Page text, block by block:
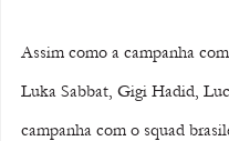
Assim como a campanha
Luka Sabbat, Gigi Hadid,
campanha com o squad